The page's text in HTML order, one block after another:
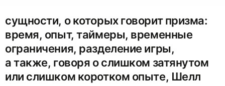
сущности, о которых говорит призма:
время, опыт, таймеры, временные
ограничения, разделение игры,
а также, говоря о слишком затянутом
или слишком коротком опыте, Шелл